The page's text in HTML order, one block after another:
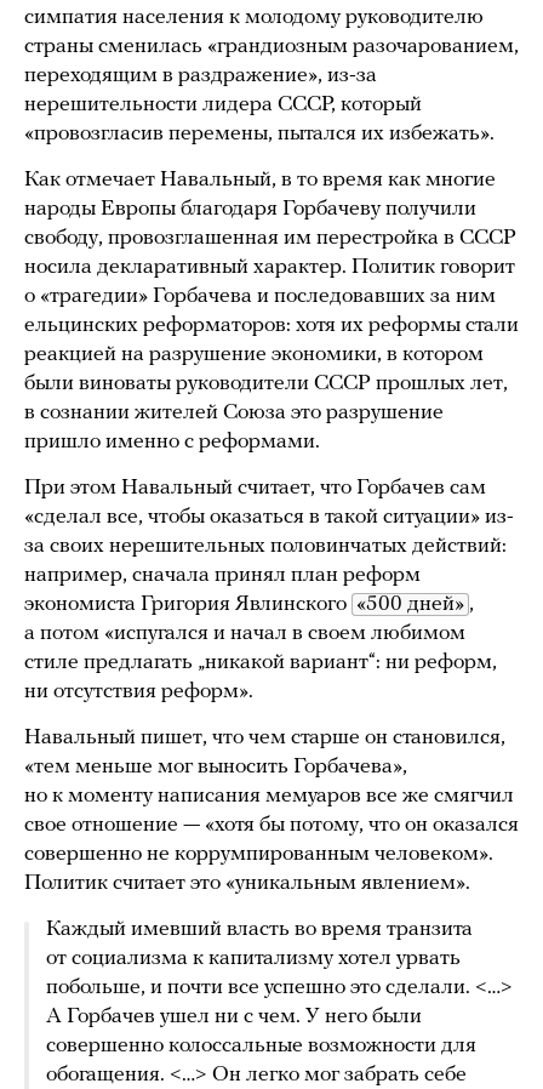
симпатия населения к молодому руководителю
страны сменилась «грандиозным разочарованием,
переходящим в раздражение», из-за
нерешительности лидера СССР, который
«провозгласив перемены, пытался их избежать».
Как отмечает Навальный, в то время как многие
народы Европы благодаря Горбачеву получили
свободу, провозглашенная им перестройка в СССР
носила декларативный характер. Политик говорит
о «трагедии» Горбачева и последовавших за ним
ельцинских реформаторов: хотя их реформы стали
реакцией на разрушение экономики, в котором
были виноваты руководители СССР прошлых лет,
в сознании жителей Союза это разрушение
пришло именно с реформами.
При этом Навальный считает, что Горбачев сам
«сделал все, чтобы оказаться в такой ситуации» из-
за своих нерешительных половинчатых действий:
например, сначала принял план реформ
экономиста Григория Явлинского «500 дней» ,
а потом «испугался и начал в своем любимом
стиле предлагать „никакой вариант“: ни реформ,
ни отсутствия реформ».
Навальный пишет, что чем старше он становился,
«тем меньше мог выносить Горбачева»,
но к моменту написания мемуаров все же смягчил
свое отношение — «хотя бы потому, что он оказался
совершенно не коррумпированным человеком».
Политик считает это «уникальным явлением».
Каждый имевший власть во время транзита
от социализма к капитализму хотел урвать
побольше, и почти все успешно это сделали. <…>
А Горбачев ушел ни с чем. У него были
совершенно колоссальные возможности для
обогащения. <…> Он легко мог забрать себе